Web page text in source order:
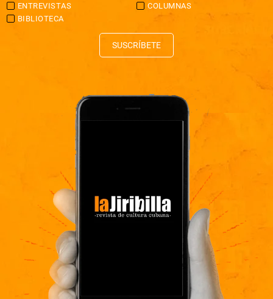
ENTREVISTAS
COLUMNAS
BIBLIOTECA
SUSCRÍBETE